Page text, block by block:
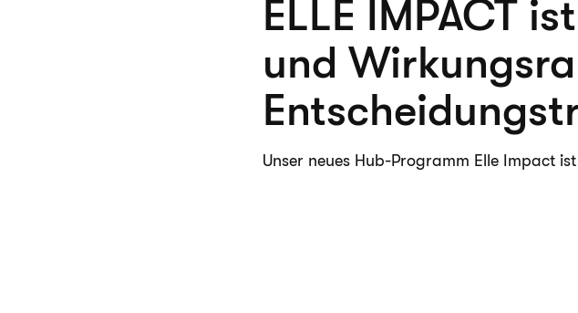
ELLE IMPACT
und
Unser neues Hub-Programm Elle Impact